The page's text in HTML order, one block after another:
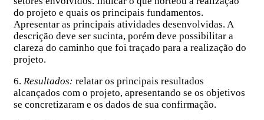
do projeto e quais os principais fundamentos.
Apresentar as principais atividades desenvolvidas. A
descrição deve ser sucinta, porém deve possibilitar a
clareza do caminho que foi traçado para a realização do
projeto.
6. Resultados: relatar os principais resultados
alcançados com o projeto, apresentando se os objetivos
se concretizaram e os dados de sua confirmação.